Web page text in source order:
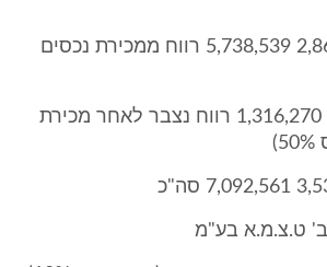
1,932,041 2,869,269 5,738,539 רווח ממכירת נכסים
514,714 658,135 1,316,270 רווח נצבר לאחר מכירת
ט.צ.מ.א בע"מ